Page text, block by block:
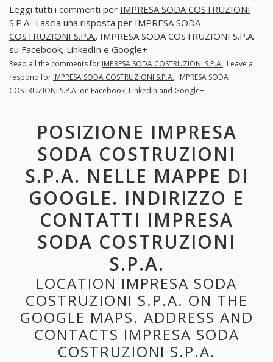
Leggi tutti i commenti per IMPRESA SODA COSTRUZIONI
S.P.A.. Lascia una risposta per IMPRESA SODA
COSTRUZIONI S.P.A.. IMPRESA SODA COSTRUZIONI S.P.A.
su Facebook, LinkedIn e Google+
Read all the comments for IMPRESA SODA COSTRUZIONI S.P.A.. Leave a
respond for IMPRESA SODA COSTRUZIONI S.P.A.. IMPRESA SODA
COSTRUZIONI S.P.A. on Facebook, LinkedIn and Google+
POSIZIONE IMPRESA
SODA COSTRUZIONI
S.P.A. NELLE MAPPE DI
GOOGLE. INDIRIZZO E
CONTATTI IMPRESA
SODA COSTRUZIONI
S.P.A.
LOCATION IMPRESA SODA
COSTRUZIONI S.P.A. ON THE
GOOGLE MAPS. ADDRESS AND
CONTACTS IMPRESA SODA
COSTRUZIONI S.P.A.